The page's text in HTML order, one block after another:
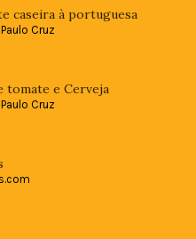
caseira à portuguesa
Cruz
tomate e Cerveja
Cruz